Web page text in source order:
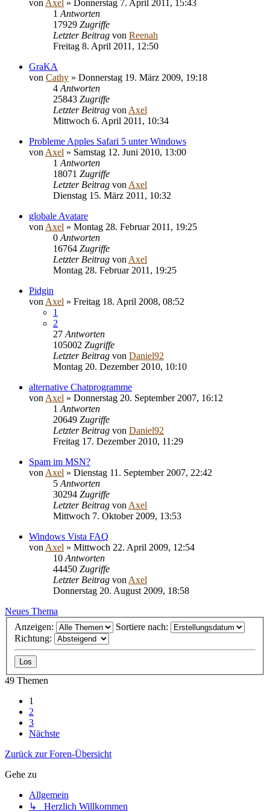
von Axel » Donnerstag 7. April 2011, 15:43
1 Antworten
17929 Zugriffe
Letzter Beitrag von Reenah
Freitag 8. April 2011, 12:50
GraKA
von Cathy » Donnerstag 19. März 2009, 19:18
4 Antworten
25843 Zugriffe
Letzter Beitrag von Axel
Mittwoch 6. April 2011, 10:34
Probleme Apples Safari 5 unter Windows
von Axel » Samstag 12. Juni 2010, 13:00
1 Antworten
18071 Zugriffe
Letzter Beitrag von Axel
Dienstag 15. März 2011, 10:32
globale Avatare
von Axel » Montag 28. Februar 2011, 19:25
0 Antworten
16764 Zugriffe
Letzter Beitrag von Axel
Montag 28. Februar 2011, 19:25
Pidgin
von Axel » Freitag 18. April 2008, 08:52
1
2
27 Antworten
105002 Zugriffe
Letzter Beitrag von Daniel92
Montag 20. Dezember 2010, 10:10
alternative Chatprogramme
von Axel » Donnerstag 20. September 2007, 16:12
1 Antworten
20649 Zugriffe
Letzter Beitrag von Daniel92
Freitag 17. Dezember 2010, 11:29
Spam im MSN?
von Axel » Dienstag 11. September 2007, 22:42
5 Antworten
30294 Zugriffe
Letzter Beitrag von Axel
Mittwoch 7. Oktober 2009, 13:53
Windows Vista FAQ
von Axel » Mittwoch 22. April 2009, 12:54
10 Antworten
44450 Zugriffe
Letzter Beitrag von Axel
Donnerstag 20. August 2009, 18:58
Neues Thema
Anzeigen:
Sortiere nach:
Richtung:
49 Themen
1
2
3
Nächste
Zurück zur Foren-Übersicht
Gehe zu
Allgemein
↳ Herzlich Willkommen